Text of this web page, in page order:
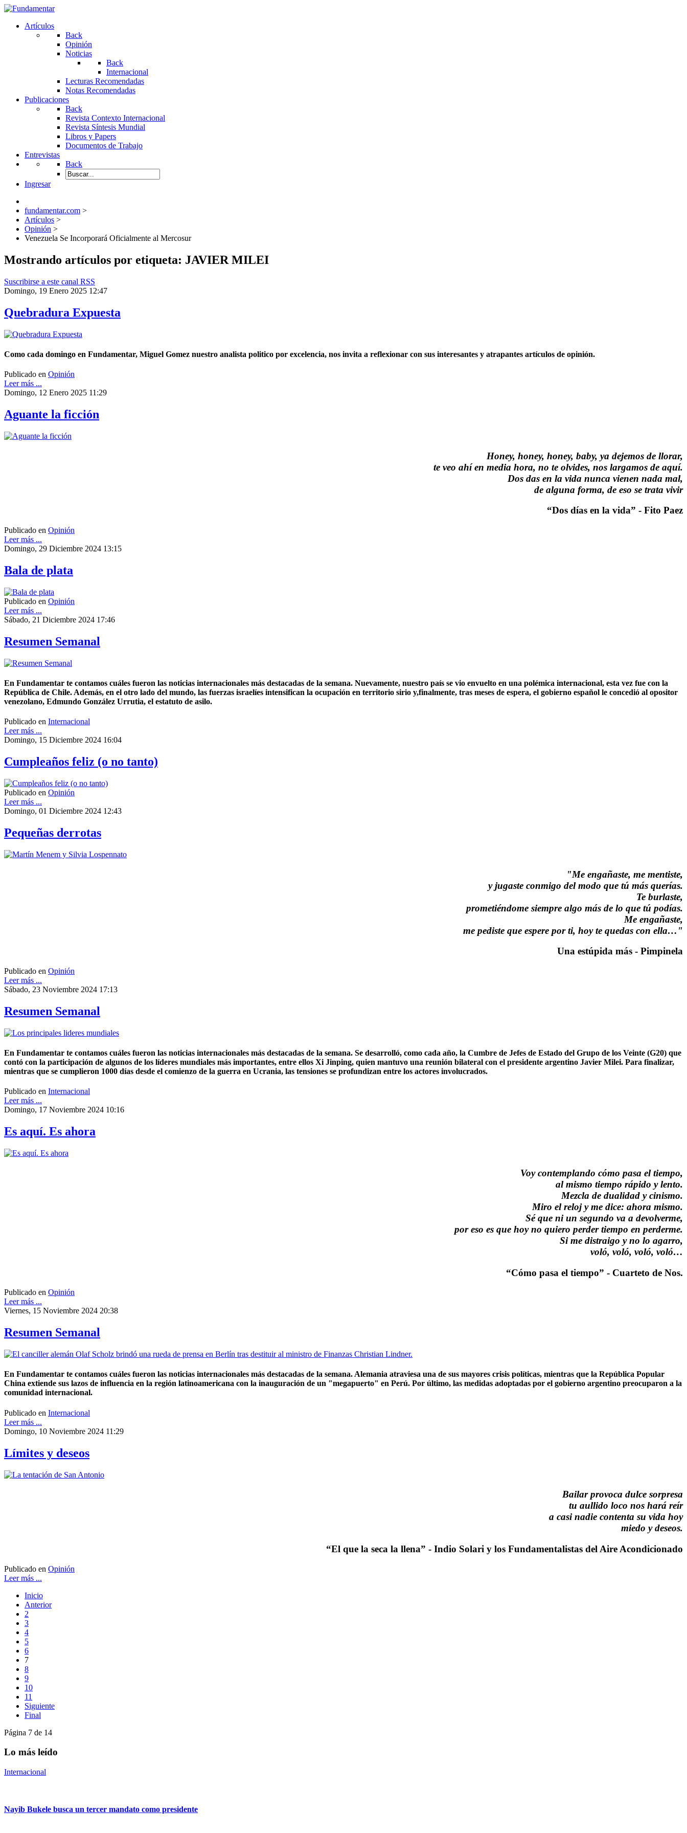
Artículos
Back
Opinión
Noticias
Back
Internacional
Lecturas Recomendadas
Notas Recomendadas
Publicaciones
Back
Revista Contexto Internacional
Revista Síntesis Mundial
Libros y Papers
Documentos de Trabajo
Entrevistas
Back
Ingresar
fundamentar.com >
Artículos >
Opinión >
Venezuela Se Incorporará Oficialmente al Mercosur
Mostrando artículos por etiqueta: JAVIER MILEI
Suscribirse a este canal RSS
Domingo, 19 Enero 2025 12:47
Quebradura Expuesta
Como cada domingo en Fundamentar, Miguel Gomez nuestro analista politico por excelencia, nos invita a reflexionar con sus interesantes y atrapantes artículos de opinión.
Publicado en Opinión
Leer más ...
Domingo, 12 Enero 2025 11:29
Aguante la ficción
Honey, honey, honey, baby, ya dejemos de llorar,
te veo ahí en media hora, no te olvides, nos largamos de aquí.
Dos das en la vida nunca vienen nada mal,
de alguna forma, de eso se trata vivir
“Dos días en la vida” - Fito Paez
Publicado en Opinión
Leer más ...
Domingo, 29 Diciembre 2024 13:15
Bala de plata
Publicado en Opinión
Leer más ...
Sábado, 21 Diciembre 2024 17:46
Resumen Semanal
En Fundamentar te contamos cuáles fueron las noticias internacionales más destacadas de la semana. Nuevamente, nuestro país se vio envuelto en una polémica internacional, esta vez fue con la
República de Chile. Además, en el otro lado del mundo, las fuerzas israelíes intensifican la ocupación en territorio sirio y,finalmente, tras meses de espera, el gobierno español le concedió al opositor
venezolano, Edmundo González Urrutia, el estatuto de asilo.
Publicado en Internacional
Leer más ...
Domingo, 15 Diciembre 2024 16:04
Cumpleaños feliz (o no tanto)
Publicado en Opinión
Leer más ...
Domingo, 01 Diciembre 2024 12:43
Pequeñas derrotas
"Me engañaste, me mentiste,
y jugaste conmigo del modo que tú más querías.
Te burlaste,
prometiéndome siempre algo más de lo que tú podías.
Me engañaste,
me pediste que espere por ti, hoy te quedas con ella…"
Una estúpida más - Pimpinela
Publicado en Opinión
Leer más ...
Sábado, 23 Noviembre 2024 17:13
Resumen Semanal
En Fundamentar te contamos cuáles fueron las noticias internacionales más destacadas de la semana. Se desarrolló, como cada año, la Cumbre de Jefes de Estado del Grupo de los Veinte (G20) que
contó con la participación de algunos de los líderes mundiales más importantes, entre ellos Xi Jinping, quien mantuvo una reunión bilateral con el presidente argentino Javier Milei. Para finalizar,
mientras que se cumplieron 1000 días desde el comienzo de la guerra en Ucrania, las tensiones se profundizan entre los actores involucrados.
Publicado en Internacional
Leer más ...
Domingo, 17 Noviembre 2024 10:16
Es aquí. Es ahora
Voy contemplando cómo pasa el tiempo,
al mismo tiempo rápido y lento.
Mezcla de dualidad y cinismo.
Miro el reloj y me dice: ahora mismo.
Sé que ni un segundo va a devolverme,
por eso es que hoy no quiero perder tiempo en perderme.
Si me distraigo y no lo agarro,
voló, voló, voló, voló…
“Cómo pasa el tiempo” - Cuarteto de Nos.
Publicado en Opinión
Leer más ...
Viernes, 15 Noviembre 2024 20:38
Resumen Semanal
En Fundamentar te contamos cuáles fueron las noticias internacionales más destacadas de la semana. Alemania atraviesa una de sus mayores crisis políticas, mientras que la República Popular
China extiende sus lazos de influencia en la región latinoamericana con la inauguración de un "megapuerto" en Perú. Por último, las medidas adoptadas por el gobierno argentino preocuparon a la
comunidad internacional.
Publicado en Internacional
Leer más ...
Domingo, 10 Noviembre 2024 11:29
Límites y deseos
Bailar provoca dulce sorpresa
tu aullido loco nos hará reír
a casi nadie contenta su vida hoy
miedo y deseos.
“El que la seca la llena” - Indio Solari y los Fundamentalistas del Aire Acondicionado
Publicado en Opinión
Leer más ...
Inicio
Anterior
2
3
4
5
6
7
8
9
10
11
Siguiente
Final
Página 7 de 14
Lo más leído
Internacional
Nayib Bukele busca un tercer mandato como presidente